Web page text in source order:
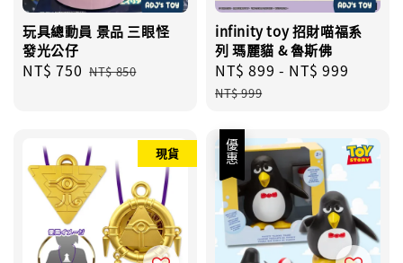
玩具總動員 景品 三眼怪
發光公仔
Sale
NT$ 750 Regular
NT$ 850
infinity toy 招財喵福系
列 瑪麗貓 & 魯斯佛
Sale
price
NT$ 899 - NT$ 999
NT$ 999
現貨 優惠